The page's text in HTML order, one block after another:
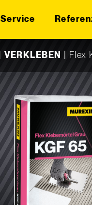
Service
VERKLEBEN Flex